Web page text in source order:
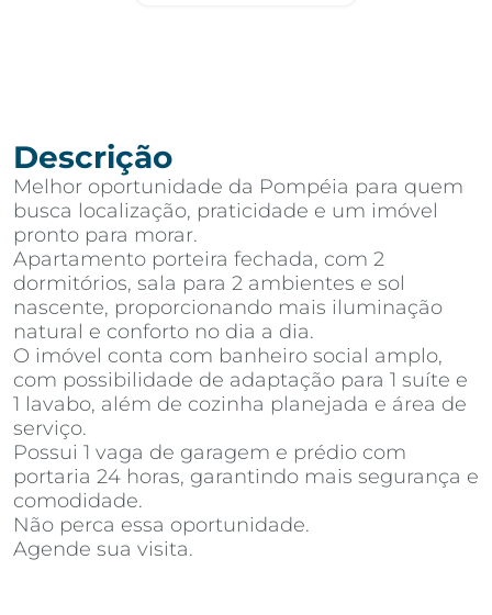
Descrição
Melhor oportunidade da Pompéia para quem
busca localização, praticidade e um imóvel
pronto para morar.
Apartamento porteira fechada, com 2
dormitórios, sala para 2 ambientes e sol
nascente, proporcionando mais iluminação
natural e conforto no dia a dia.
O imóvel conta com banheiro social amplo,
com possibilidade de adaptação para 1 suíte e
1 lavabo, além de cozinha planejada e área de
serviço.
Possui 1 vaga de garagem e prédio com
portaria 24 horas, garantindo mais segurança e
comodidade.
Não perca essa oportunidade.
Agende sua visita.